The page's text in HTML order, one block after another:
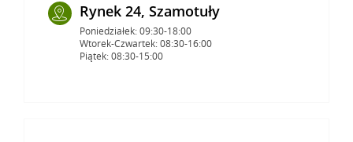
Rynek 24, Szamotuły
Poniedziałek: 09:30-18:00
Wtorek-Czwartek: 08:30-16:00
Piątek: 08:30-15:00